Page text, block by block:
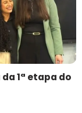
1ª etapa do